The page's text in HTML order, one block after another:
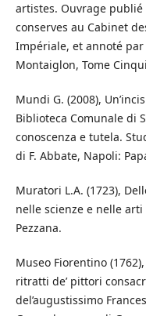
artistes. Ouvrage publié
conserves au Cabinet
Impériale, et annoté par
Montaiglon, Tome
Mundi G. (2008),
Biblioteca Comunale di
conoscenza e tutela.
di F. Abbate, Napoli:
Muratori L.A. (1723),
nelle scienze e nelle
Pezzana.
Museo Fiorentino
ritratti de’ pittori
del’augustissimo